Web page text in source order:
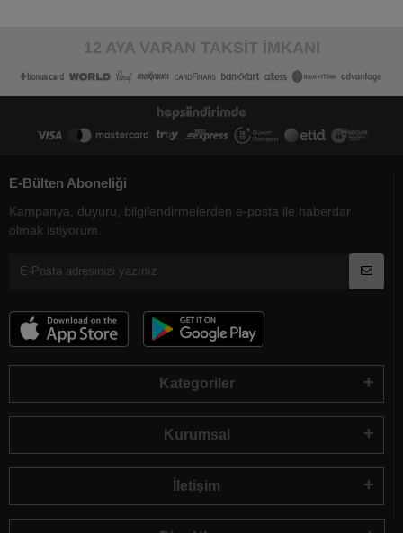
12 AYA VARAN TAKSİT İMKANI
E-Bülten Aboneliği
Kampanya, duyuru, bilgilendirmelerden e-posta ile haberdar
olmak istiyorum.
Kategoriler
Kurumsal
İletişim